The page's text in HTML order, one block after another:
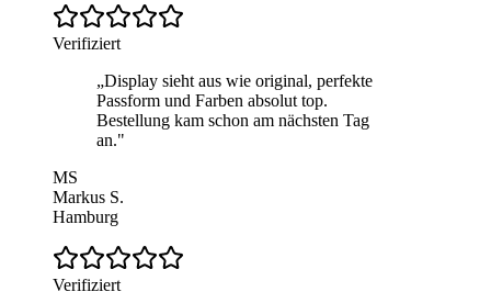
Verifiziert
„Display sieht aus wie original, perfekte
Passform und Farben absolut top.
Bestellung kam schon am nächsten Tag
an."
MS
Markus S.
Hamburg
Verifiziert